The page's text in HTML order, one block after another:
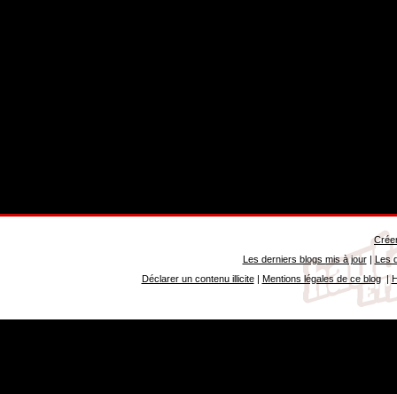
Les derniers blogs mis à jour| Les
Déclarer un contenu illicite| Mentions légales de ce blog|